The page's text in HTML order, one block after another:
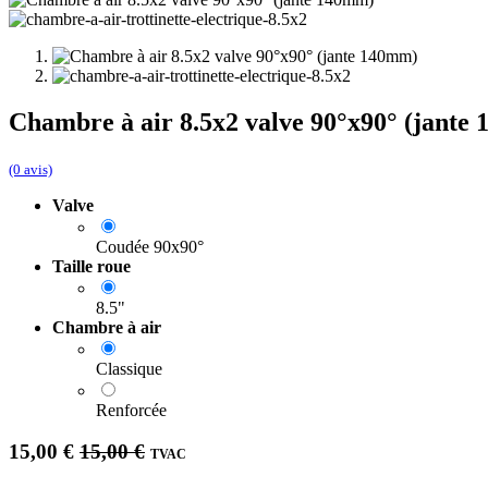
Chambre à air 8.5x2 valve 90°x90° (jante
(0 avis)
Valve
Coudée 90x90°
Taille roue
8.5"
Chambre à air
Classique
Renforcée
15,00 € 15,00€ TVAC